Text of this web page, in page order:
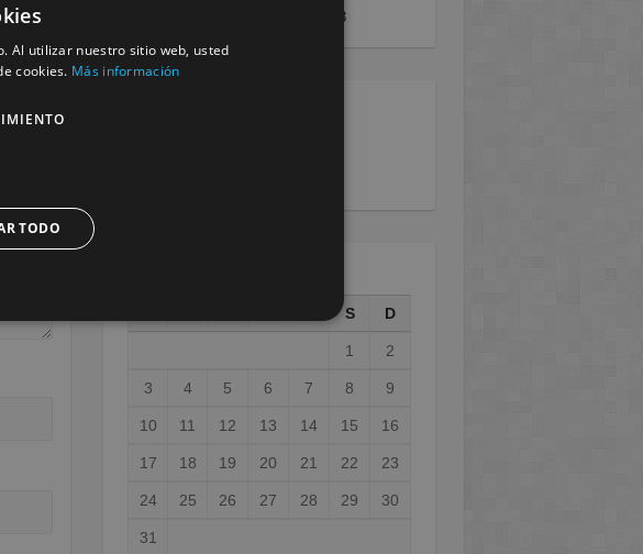
febrero 15, 2023
S D
1 2
3 4 5 6 7 8 9
10 11 12 13 14 15 16
17 18 19 20 21 22 23
24 25 26 27 28 29 30
31
Al utilizar nuestro sitio web, usted
cookies. Más información
TODO